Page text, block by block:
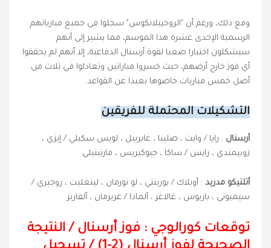
ومع ذلك، ورغم أن "الروخيبلانكوس" سجلوا في جميع مبارياتهم
الرسمية الإحدى عشرة هذا الموسم، مما يشير إلى أنهم
سيشكلون اختبارا صعبا لقوة أرسنال الدفاعية، إلا أنهم لم يحققوا
أي فوز خارج أرضهم، حيث خسروا مباراتين وتعادلوا في ثلاث من
أصل خمس مباريات خاضوها بعيدا عن القواعد.
التشكيلات المحتملة للفريقين
أرسنال : رايا / وايت ، صليبا ، غابرييل ، لويس سكيلي / إيزي ،
زوبيمندي ، رايس / ساكا ، جيوكيريس ، مارتينيلي
أتلتيكو مدريد : أوبلاك / يورينتي ، لو نورمان ، لينغليت ، روجيري /
سيميوني ، باريوس ، غالاغر ، ألمادا / غريزمان ، ألفاريز
توقعات كورالوجي : فوز أرسنال /النتيجة